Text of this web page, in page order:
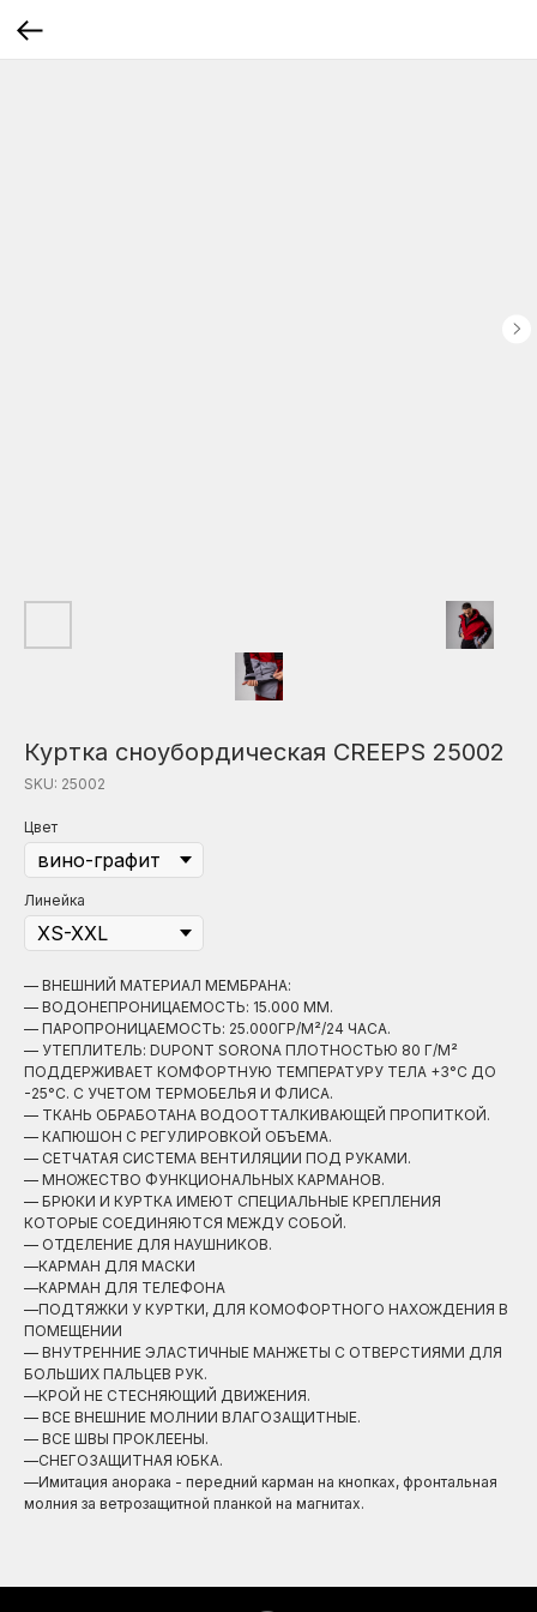
Куртка сноубордическая CREEPS 25002
SKU: 25002
Цвет
Линейка
— ВНЕШНИЙ МАТЕРИАЛ МЕМБРАНА:
— ВОДОНЕПРОНИЦАЕМОСТЬ: 15.000 ММ.
— ПАРОПРОНИЦАЕМОСТЬ: 25.000ГР/М²/24 ЧАСА.
— УТЕПЛИТЕЛЬ: DUPONT SORONA ПЛОТНОСТЬЮ 80 Г/М²
ПОДДЕРЖИВАЕТ КОМФОРТНУЮ ТЕМПЕРАТУРУ ТЕЛА +3°С ДО
-25°С. С УЧЕТОМ ТЕРМОБЕЛЬЯ И ФЛИСА.
— ТКАНЬ ОБРАБОТАНА ВОДООТТАЛКИВАЮЩЕЙ ПРОПИТКОЙ.
— КАПЮШОН С РЕГУЛИРОВКОЙ ОБЪЕМА.
— СЕТЧАТАЯ СИСТЕМА ВЕНТИЛЯЦИИ ПОД РУКАМИ.
— МНОЖЕСТВО ФУНКЦИОНАЛЬНЫХ КАРМАНОВ.
— БРЮКИ И КУРТКА ИМЕЮТ СПЕЦИАЛЬНЫЕ КРЕПЛЕНИЯ
КОТОРЫЕ СОЕДИНЯЮТСЯ МЕЖДУ СОБОЙ.
— ОТДЕЛЕНИЕ ДЛЯ НАУШНИКОВ.
—КАРМАН ДЛЯ МАСКИ
—КАРМАН ДЛЯ ТЕЛЕФОНА
—ПОДТЯЖКИ У КУРТКИ, ДЛЯ КОМОФОРТНОГО НАХОЖДЕНИЯ В
ПОМЕЩЕНИИ
— ВНУТРЕННИЕ ЭЛАСТИЧНЫЕ МАНЖЕТЫ С ОТВЕРСТИЯМИ ДЛЯ
БОЛЬШИХ ПАЛЬЦЕВ РУК.
—КРОЙ НЕ СТЕСНЯЮЩИЙ ДВИЖЕНИЯ.
— ВСЕ ВНЕШНИЕ МОЛНИИ ВЛАГОЗАЩИТНЫЕ.
— ВСЕ ШВЫ ПРОКЛЕЕНЫ.
—СНЕГОЗАЩИТНАЯ ЮБКА.
—Имитация анорака - передний карман на кнопках, фронтальная
молния за ветрозащитной планкой на магнитах.